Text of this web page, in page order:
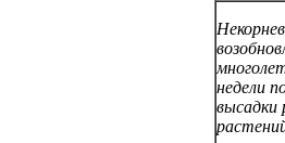
недели
высадки